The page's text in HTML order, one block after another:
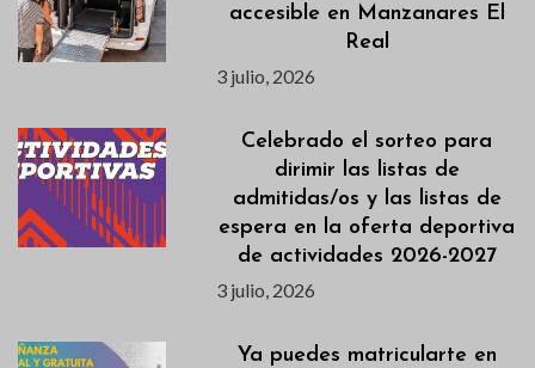
accesible en Manzanares El
Real
3 julio, 2026
Celebrado el sorteo para
dirimir las listas de
admitidas/os y las listas de
espera en la oferta deportiva
de actividades 2026-2027
3 julio, 2026
Ya puedes matricularte en